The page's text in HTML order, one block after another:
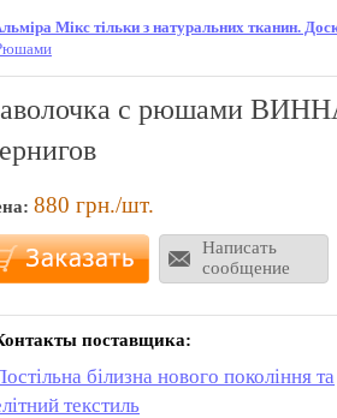
Мікс тільки з натуральних тканин.
с рюшами
880 грн./шт.
Написать
сообщение
поставщика:
білизна нового покоління та
текстиль